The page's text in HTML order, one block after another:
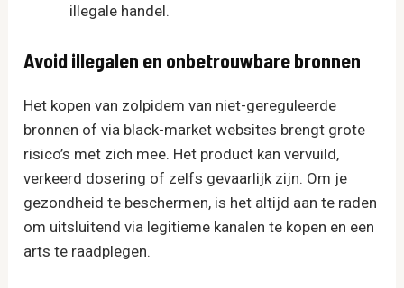
illegale handel.
Avoid illegalen en onbetrouwbare bronnen
Het kopen van zolpidem van niet-gereguleerde
bronnen of via black-market websites brengt grote
risico’s met zich mee. Het product kan vervuild,
verkeerd dosering of zelfs gevaarlijk zijn. Om je
gezondheid te beschermen, is het altijd aan te raden
om uitsluitend via legitieme kanalen te kopen en een
arts te raadplegen.